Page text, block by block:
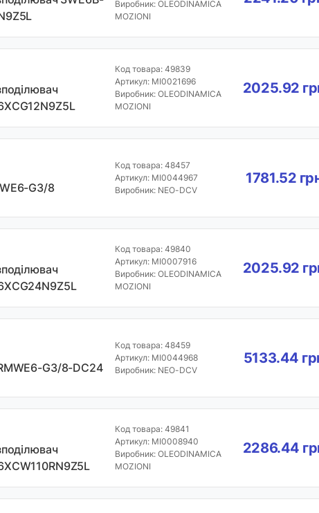
Виробник: OLEODINAMICA
MOZIONI
Код товара: 49839
Артикул: MI0021696
Виробник: OLEODINAMICA
MOZIONI
2025.92
G3/8
Код товара: 48457
Артикул: MI0044967
Виробник: NEO-DCV
1781.52
Код товара: 49840
Артикул: MI0007916
Виробник: OLEODINAMICA
MOZIONI
2025.92
G3/8-DC24
Код товара: 48459
Артикул: MI0044968
Виробник: NEO-DCV
5133.44
Код товара: 49841
Артикул: MI0008940
Виробник: OLEODINAMICA
MOZIONI
2286.44